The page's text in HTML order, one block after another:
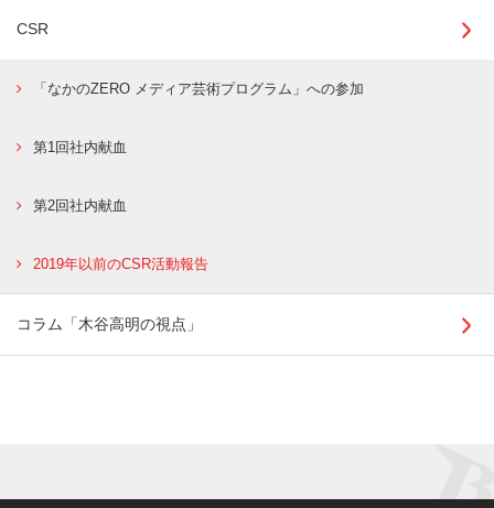
CSR
「なかのZERO メディア芸術プログラム」への参加
第1回社内献血
第2回社内献血
2019年以前のCSR活動報告
コラム「木谷高明の視点」